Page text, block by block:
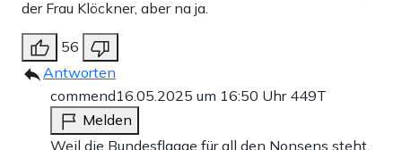
der Frau Klöckner, aber na ja.
56
Antworten
commend16.05.2025 um 16:50 Uhr 449T
Melden
Weil die Bundesflagge für all den Nonsens steht,